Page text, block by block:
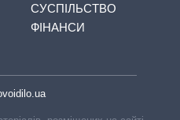
СУСПІЛЬСТВО
ФІНАНСИ